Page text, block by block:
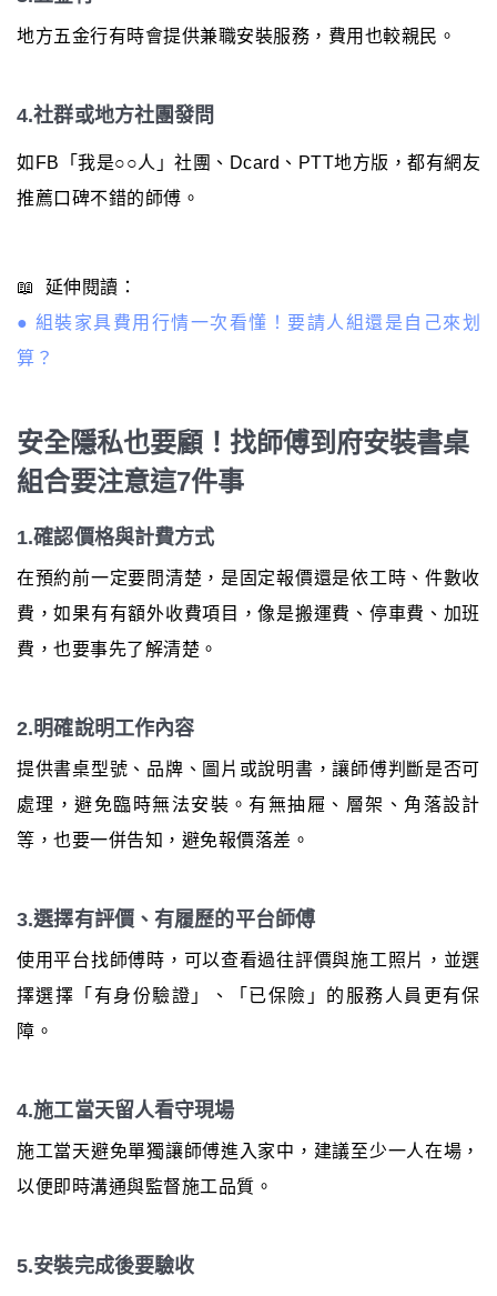
地方五金行有時會提供兼職安裝服務，費用也較親民。
4.社群或地方社團發問
如FB「我是○○人」社團、Dcard、PTT地方版，都有網友
推薦口碑不錯的師傅。
📖 延伸閱讀：
● 組裝家具費用行情一次看懂！要請人組還是自己來划
算？
安全隱私也要顧！找師傅到府安裝書桌
組合要注意這7件事
1.確認價格與計費方式
在預約前一定要問清楚，是固定報價還是依工時、件數收
費，如果有有額外收費項目，像是搬運費、停車費、加班
費，也要事先了解清楚。
2.明確說明工作內容
提供書桌型號、品牌、圖片或說明書，讓師傅判斷是否可
處理，避免臨時無法安裝。有無抽屜、層架、角落設計
等，也要一併告知，避免報價落差。
3.選擇有評價、有履歷的平台師傅
使用平台找師傅時，可以查看過往評價與施工照片，並選
擇選擇「有身份驗證」、「已保險」的服務人員更有保
障。
4.施工當天留人看守現場
施工當天避免單獨讓師傅進入家中，建議至少一人在場，
以便即時溝通與監督施工品質。
5.安裝完成後要驗收